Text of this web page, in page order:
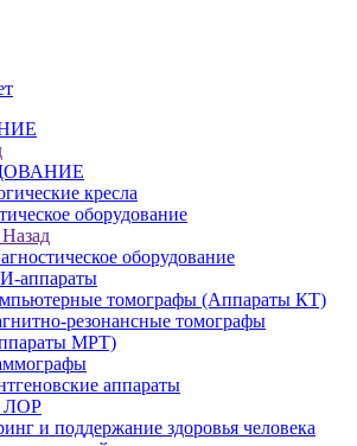
кресла
оборудование
Назад
оборудование
аппараты
томографы (Аппараты КТ)
резонансные томографы
МРТ)
аппараты
ЛОР
и поддержание здоровья человека